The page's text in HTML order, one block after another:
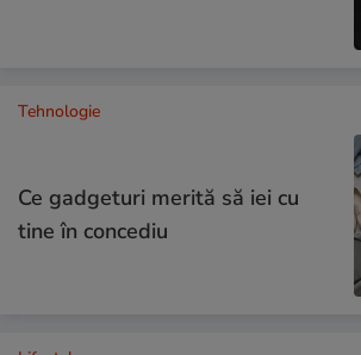
Tehnologie
Ce gadgeturi merită să iei cu
tine în concediu